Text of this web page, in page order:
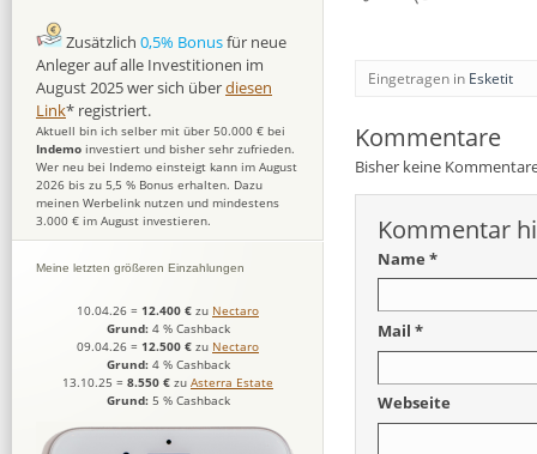
Eingetragen in Esketit
Kommentare
Bisher keine
Kommentar
Name *
Mail *
Webseite
Zusätzlich 0,5% Bonusfür neue
Anleger auf alle Investitionen im
August 2025 wer sich überdiesen
Link* registriert.
Aktuell bin ich selber mit über 50.000 € bei
Indemo investiert und bisher sehr zufrieden.
Wer neu bei Indemo einsteigt kann im August
2026 bis zu 5,5 % Bonus erhalten. Dazu
meinen Werbelink nutzen und mindestens
3.000 € im August investieren.
Meine letzten größeren Einzahlungen
10.04.26 = 12.400 € zu Nectaro
Grund: 4 % Cashback
09.04.26 = 12.500 € zu Nectaro
Grund: 4 % Cashback
13.10.25 = 8.550 € zu Asterra Estate
Grund: 5 % Cashback